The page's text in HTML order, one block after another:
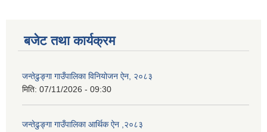
बजेट तथा कार्यक्रम
जन्तेढुङ्गा गाउँपालिका विनियोजन ऐन, २०८३
मिति: 07/11/2026 - 09:30
जन्तेढुङ्गा गाउँपालिका आर्थिक ऐन ,२०८३